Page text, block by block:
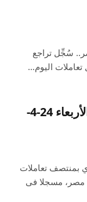
سُجِّل تراجع
اليوم…
سعر الريال القطري بالبنوك اليوم الأربعاء 24-4-
بمنتصف تعاملات
العاملة في مصر، مسجلا فى